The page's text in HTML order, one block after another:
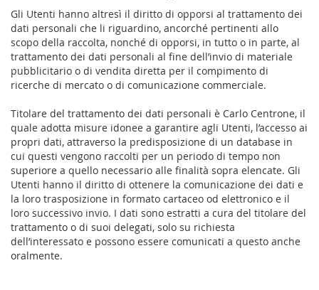
Gli Utenti hanno altresì il diritto di opporsi al trattamento dei
dati personali che li riguardino, ancorché pertinenti allo
scopo della raccolta, nonché di opporsi, in tutto o in parte, al
trattamento dei dati personali al fine dell’invio di materiale
pubblicitario o di vendita diretta per il compimento di
ricerche di mercato o di comunicazione commerciale.
Titolare del trattamento dei dati personali è Carlo Centrone, il
quale adotta misure idonee a garantire agli Utenti, l’accesso ai
propri dati, attraverso la predisposizione di un database in
cui questi vengono raccolti per un periodo di tempo non
superiore a quello necessario alle finalità sopra elencate. Gli
Utenti hanno il diritto di ottenere la comunicazione dei dati e
la loro trasposizione in formato cartaceo od elettronico e il
loro successivo invio. I dati sono estratti a cura del titolare del
trattamento o di suoi delegati, solo su richiesta
dell’interessato e possono essere comunicati a questo anche
oralmente.